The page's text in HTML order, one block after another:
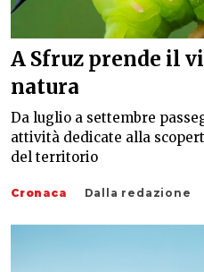
A Sfruz prende il
natura
Da luglio a settembre
attività dedicate alla
del territorio
Cronaca Dalla redazione